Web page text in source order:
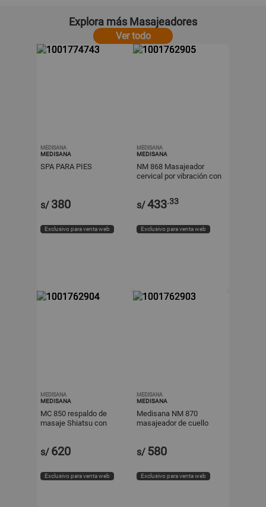
Explora más Masajeadores
Ver todo
MEDISANA
MEDISANA
SPA PARA PIES
s/ 380
Exclusivo para venta web
MEDISANA
MEDISANA
NM 868 Masajeador
cervical por vibración con
s/433.33
Exclusivo para venta web
MEDISANA
MEDISANA
MC 850 respaldo de
masaje Shiatsu con
giratorios
s/ 620
Exclusivo para venta web
MEDISANA
MEDISANA
Medisana NM 870
masajeador de cuello
s/ 580
Exclusivo para venta web